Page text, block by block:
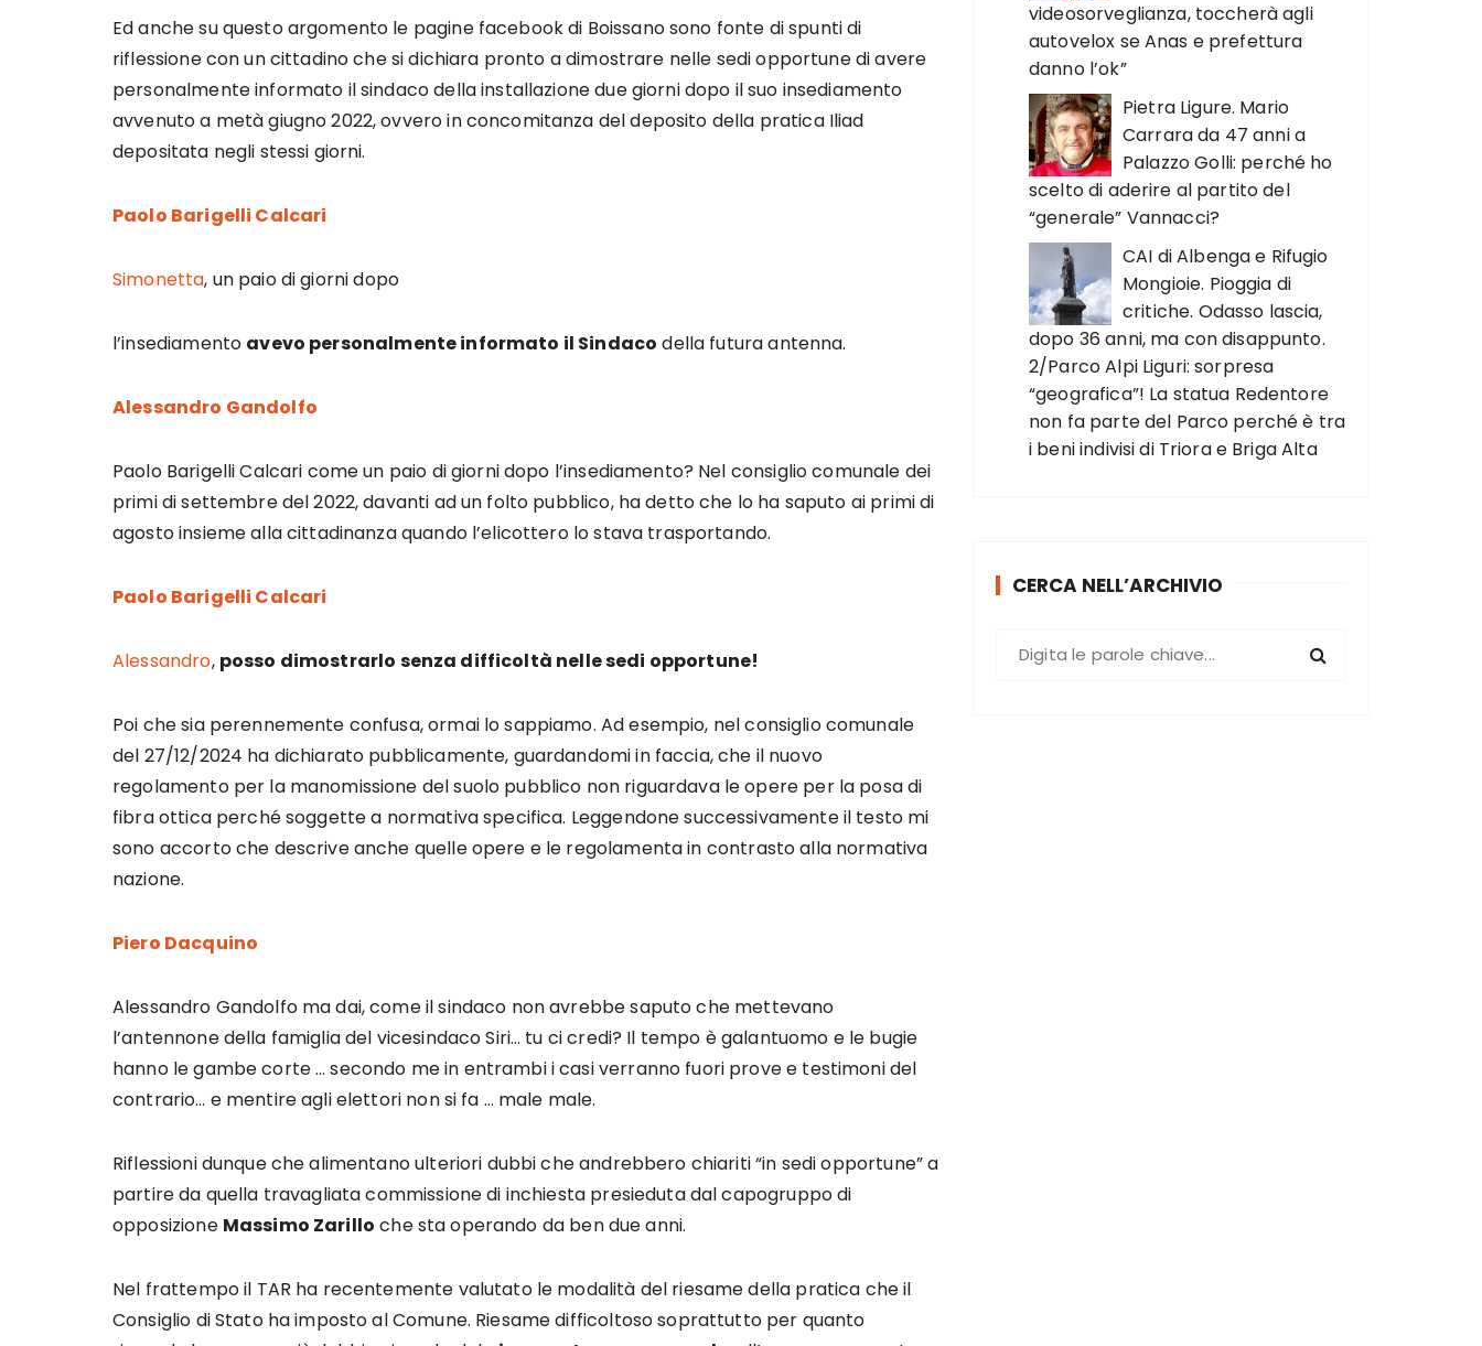
Ed anche su questo argomento le pagine facebook di Boissano sono fonte di spunti di
riflessione con un cittadino che si dichiara pronto a dimostrare nelle sedi opportune di avere
personalmente informato il sindaco della installazione due giorni dopo il suo insediamento
avvenuto a metà giugno 2022, ovvero in concomitanza del deposito della pratica Iliad
depositata negli stessi giorni.
Paolo Barigelli Calcari
Simonetta, un paio di giorni dopo
l’insediamento avevo personalmente informato il Sindaco della futura antenna.
Alessandro Gandolfo
Paolo Barigelli Calcari come un paio di giorni dopo l’insediamento? Nel consiglio comunale dei
primi di settembre del 2022, davanti ad un folto pubblico, ha detto che lo ha saputo ai primi di
agosto insieme alla cittadinanza quando l’elicottero lo stava trasportando.
Paolo Barigelli Calcari
Alessandro, posso dimostrarlo senza difficoltà nelle sedi opportune!
Poi che sia perennemente confusa, ormai lo sappiamo. Ad esempio, nel consiglio comunale
del 27/12/2024 ha dichiarato pubblicamente, guardandomi in faccia, che il nuovo
regolamento per la manomissione del suolo pubblico non riguardava le opere per la posa di
fibra ottica perché soggette a normativa specifica. Leggendone successivamente il testo mi
sono accorto che descrive anche quelle opere e le regolamenta in contrasto alla normativa
nazione.
Piero Dacquino
Alessandro Gandolfo ma dai, come il sindaco non avrebbe saputo che mettevano
l’antennone della famiglia del vicesindaco Siri… tu ci credi? Il tempo è galantuomo e le bugie
hanno le gambe corte … secondo me in entrambi i casi verranno fuori prove e testimoni del
contrario… e mentire agli elettori non si fa … male male.
Riflessioni dunque che alimentano ulteriori dubbi che andrebbero chiariti “in sedi opportune” a
partire da quella travagliata commissione di inchiesta presieduta dal capogruppo di
opposizione Massimo Zarillo che sta operando da ben due anni.
Nel frattempo il TAR ha recentemente valutato le modalità del riesame della pratica che il
Consiglio di Stato ha imposto al Comune. Riesame difficoltoso soprattutto per quanto
videosorveglianza, toccherà agli
autovelox se Anas e prefettura
danno l’ok”
Pietra Ligure. Mario
Carrara da 47 anni a
Palazzo Golli: perché ho
scelto di aderire al partito del
“generale” Vannacci?
CAI di Albenga e Rifugio
Mongioie. Pioggia di
critiche. Odasso lascia,
dopo 36 anni, ma con disappunto.
2/Parco Alpi Liguri: sorpresa
“geografica”! La statua Redentore
non fa parte del Parco perché è tra
i beni indivisi di Triora e Briga Alta
CERCA NELL’ARCHIVIO